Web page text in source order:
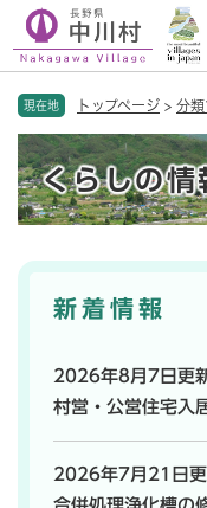
現在地 トップページ > 分類
本
文 くらしの情
新着情報
2026年8月7日更
村営・公営住宅入
2026年7月21日